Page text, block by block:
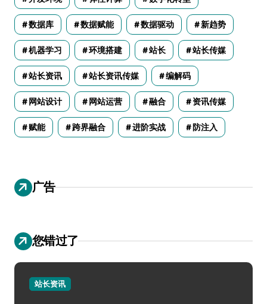
数据库 数据赋能 数据驱动 新趋势
机器学习 环境搭建 站长 站长传媒
站长资讯 站长资讯传媒 编解码
网站设计 网站运营 融合 资讯传媒
赋能 跨界融合 进阶实战 防注入
广告
您错过了
站长资讯